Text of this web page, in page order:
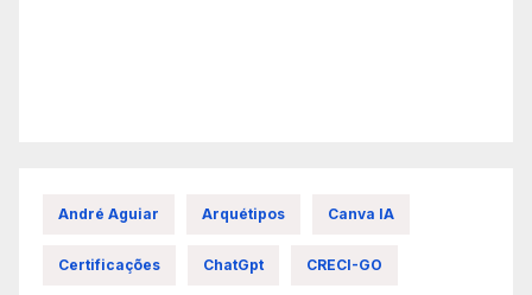
André Aguiar Arquétipos Canva IA
Certificações ChatGpt CRECI-GO